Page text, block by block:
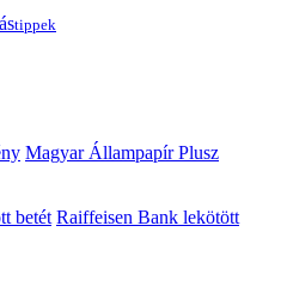
tippek
Magyar Állampapír Plusz
betét Raiffeisen Bank lekötött